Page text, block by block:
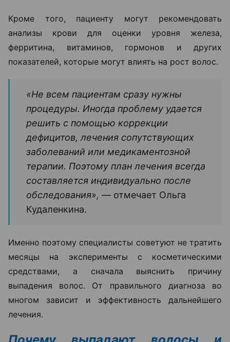
Кроме того, пациенту могут рекомендовать
анализы крови для оценки уровня железа,
ферритина, витаминов, гормонов и других
показателей, которые могут влиять на рост волос.
«Не всем пациентам сразу нужны
процедуры. Иногда проблему удается
решить с помощью коррекции
дефицитов, лечения сопутствующих
заболеваний или медикаментозной
терапии. Поэтому план лечения всегда
составляется индивидуально после
обследования», — отмечает Ольга
Кудаленкина.
Именно поэтому специалисты советуют не тратить
месяцы на эксперименты с косметическими
средствами, а сначала выяснить причину
выпадения волос. От правильного диагноза во
многом зависит и эффективность дальнейшего
лечения.